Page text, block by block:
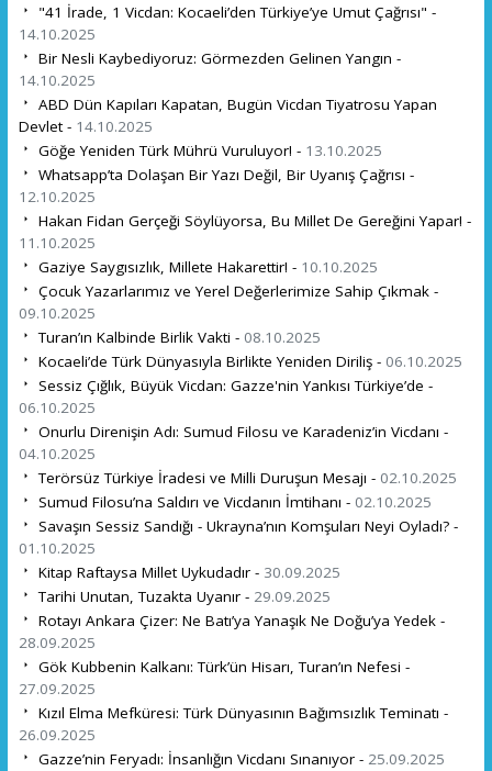
"41 İrade, 1 Vicdan: Kocaeli’den Türkiye’ye Umut Çağrısı" -
14.10.2025
Bir Nesli Kaybediyoruz: Görmezden Gelinen Yangın -
14.10.2025
ABD Dün Kapıları Kapatan, Bugün Vicdan Tiyatrosu Yapan
Devlet - 14.10.2025
Göğe Yeniden Türk Mührü Vuruluyor! - 13.10.2025
Whatsapp’ta Dolaşan Bir Yazı Değil, Bir Uyanış Çağrısı -
12.10.2025
Hakan Fidan Gerçeği Söylüyorsa, Bu Millet De Gereğini Yapar! -
11.10.2025
Gaziye Saygısızlık, Millete Hakarettir! - 10.10.2025
Çocuk Yazarlarımız ve Yerel Değerlerimize Sahip Çıkmak -
09.10.2025
Turan’ın Kalbinde Birlik Vakti - 08.10.2025
Kocaeli’de Türk Dünyasıyla Birlikte Yeniden Diriliş - 06.10.2025
Sessiz Çığlık, Büyük Vicdan: Gazze'nin Yankısı Türkiye’de -
06.10.2025
Onurlu Direnişin Adı: Sumud Filosu ve Karadeniz’in Vicdanı -
04.10.2025
Terörsüz Türkiye İradesi ve Milli Duruşun Mesajı - 02.10.2025
Sumud Filosu’na Saldırı ve Vicdanın İmtihanı - 02.10.2025
Savaşın Sessiz Sandığı - Ukrayna’nın Komşuları Neyi Oyladı? -
01.10.2025
Kitap Raftaysa Millet Uykudadır - 30.09.2025
Tarihi Unutan, Tuzakta Uyanır - 29.09.2025
Rotayı Ankara Çizer: Ne Batı’ya Yanaşık Ne Doğu’ya Yedek -
28.09.2025
Gök Kubbenin Kalkanı: Türk’ün Hisarı, Turan’ın Nefesi -
27.09.2025
Kızıl Elma Mefküresi: Türk Dünyasının Bağımsızlık Teminatı -
26.09.2025
Gazze’nin Feryadı: İnsanlığın Vicdanı Sınanıyor - 25.09.2025